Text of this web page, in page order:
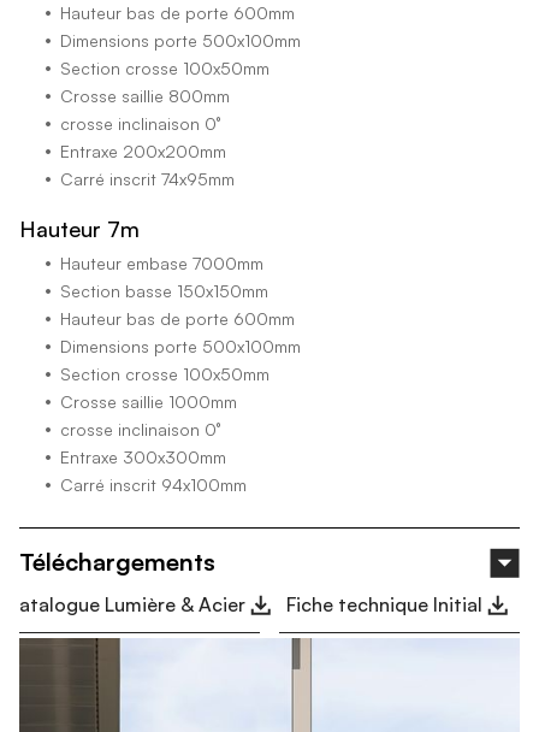
Hauteur bas de porte 600mm
Dimensions porte 500x100mm
Section crosse 100x50mm
Crosse saillie 800mm
crosse inclinaison 0°
Entraxe 200x200mm
Carré inscrit 74x95mm
Hauteur 7m
Hauteur embase 7000mm
Section basse 150x150mm
Hauteur bas de porte 600mm
Dimensions porte 500x100mm
Section crosse 100x50mm
Crosse saillie 1000mm
crosse inclinaison 0°
Entraxe 300x300mm
Carré inscrit 94x100mm
Téléchargements
Catalogue Lumière & Acier Fiche technique Initial